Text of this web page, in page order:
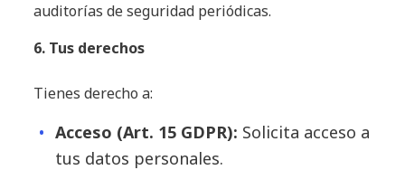
auditorías de seguridad periódicas.
6. Tus derechos
Tienes derecho a:
Acceso (Art. 15 GDPR): Solicita acceso a
tus datos personales.